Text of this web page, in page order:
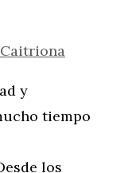
Caitriona
y
tiempo
los